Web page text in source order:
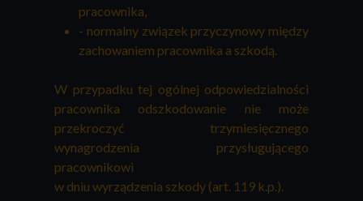
pracownika,
- normalny związek przyczynowy między
zachowaniem pracownika a szkodą.
W przypadku tej ogólnej odpowiedzialności
pracownika odszkodowanie nie może
przekroczyć trzymiesięcznego
wynagrodzenia przysługującego
pracownikowi
w dniu wyrządzenia szkody (art. 119 k.p.).